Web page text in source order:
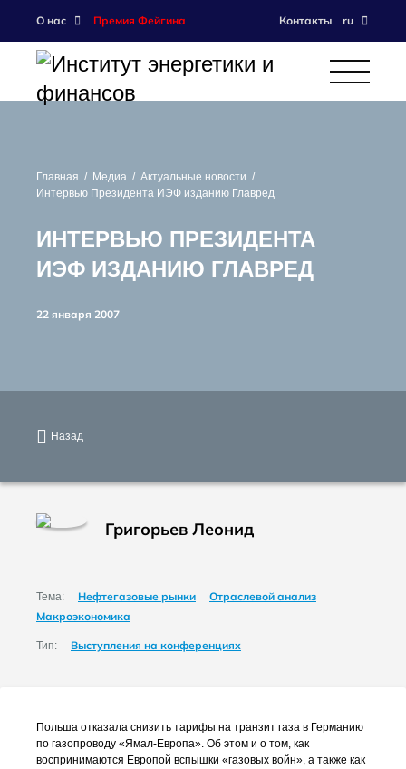
О нас Премия Фейгина Контакты ru
Главная Медиа
Актуальные новости
Интервью Президента ИЭФ изданию Главред
ИНТЕРВЬЮ ПРЕЗИДЕНТА
ИЭФ ИЗДАНИЮ ГЛАВРЕД
22 января 2007
Назад
Григорьев Леонид
Тема: Нефтегазовые рынки
Отраслевой анализ
Макроэкономика
Тип: Выступления на конференциях
Польша отказала снизить тарифы на транзит газа в Германию
по газопроводу «Ямал-Европа». Об этом и о том, как
воспринимаются Европой вспышки «газовых войн», а также как